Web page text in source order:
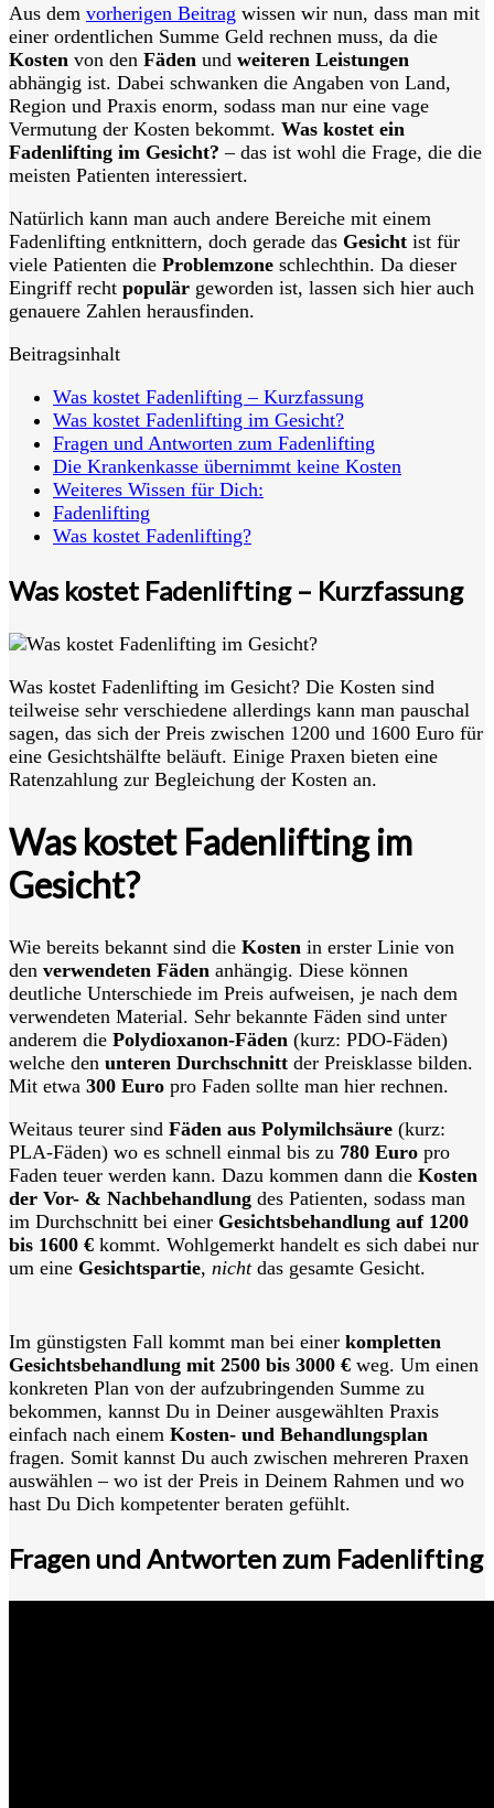
Aus dem vorherigen Beitrag wissen wir nun, dass man mit
einer ordentlichen Summe Geld rechnen muss, da die
Kosten von den Fäden und weiteren Leistungen
abhängig ist. Dabei schwanken die Angaben von Land,
Region und Praxis enorm, sodass man nur eine vage
Vermutung der Kosten bekommt. Was kostet ein
Fadenlifting im Gesicht? – das ist wohl die Frage, die die
meisten Patienten interessiert.
Natürlich kann man auch andere Bereiche mit einem
Fadenlifting entknittern, doch gerade das Gesicht ist für
viele Patienten die Problemzone schlechthin. Da dieser
Eingriff recht populär geworden ist, lassen sich hier auch
genauere Zahlen herausfinden.
Beitragsinhalt
Was kostet Fadenlifting – Kurzfassung
Was kostet Fadenlifting im Gesicht?
Fragen und Antworten zum Fadenlifting
Die Krankenkasse übernimmt keine Kosten
Weiteres Wissen für Dich:
Fadenlifting
Was kostet Fadenlifting?
Was kostet Fadenlifting – Kurzfassung
Was kostet Fadenlifting im Gesicht? Die Kosten sind
teilweise sehr verschiedene allerdings kann man pauschal
sagen, das sich der Preis zwischen 1200 und 1600 Euro für
eine Gesichtshälfte beläuft. Einige Praxen bieten eine
Ratenzahlung zur Begleichung der Kosten an.
Was kostet Fadenlifting im
Gesicht?
Wie bereits bekannt sind die Kosten in erster Linie von
den verwendeten Fäden anhängig. Diese können
deutliche Unterschiede im Preis aufweisen, je nach dem
verwendeten Material. Sehr bekannte Fäden sind unter
anderem die Polydioxanon-Fäden (kurz: PDO-Fäden)
welche den unteren Durchschnitt der Preisklasse bilden.
Mit etwa 300 Euro pro Faden sollte man hier rechnen.
Weitaus teurer sind Fäden aus Polymilchsäure (kurz:
PLA-Fäden) wo es schnell einmal bis zu 780 Euro pro
Faden teuer werden kann. Dazu kommen dann die Kosten
der Vor- & Nachbehandlung des Patienten, sodass man
im Durchschnitt bei einer Gesichtsbehandlung auf 1200
bis 1600 € kommt. Wohlgemerkt handelt es sich dabei nur
um eine Gesichtspartie, nichtdas gesamte Gesicht.
Im günstigsten Fall kommt man bei einer kompletten
Gesichtsbehandlung mit 2500 bis 3000 € weg. Um einen
konkreten Plan von der aufzubringenden Summe zu
bekommen, kannst Du in Deiner ausgewählten Praxis
einfach nach einem Kosten- und Behandlungsplan
fragen. Somit kannst Du auch zwischen mehreren Praxen
auswählen – wo ist der Preis in Deinem Rahmen und wo
hast Du Dich kompetenter beraten gefühlt.
Fragen und Antworten zum Fadenlifting